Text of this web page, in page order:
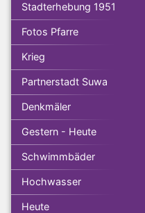
Stadterhebung 1951
Fotos Pfarre
Krieg
Partnerstadt Suwa
Denkmäler
Gestern - Heute
Schwimmbäder
Hochwasser
Heute